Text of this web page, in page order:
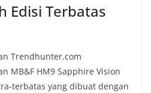
Edisi Terbatas
Trendhunter.com
MB&F HM9 Sapphire Vision
terbatas yang dibuat dengan